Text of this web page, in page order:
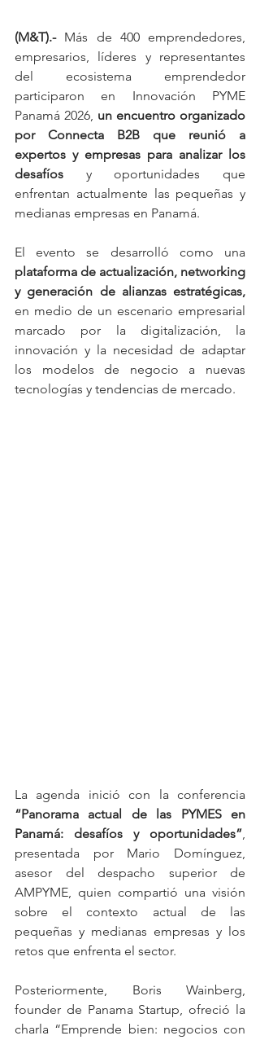
(M&T).- Más de 400 emprendedores,
empresarios, líderes y representantes
del ecosistema emprendedor
participaron en Innovación PYME
Panamá 2026, un encuentro organizado
por Connecta B2B que reunió a
expertos y empresas para analizar los
desafíos y oportunidades que
enfrentan actualmente las pequeñas y
medianas empresas en Panamá.
plataforma de actualización, networking
y generación de alianzas estratégicas,
en medio de un escenario empresarial
marcado por la digitalización, la
innovación y la necesidad de adaptar
los modelos de negocio a nuevas
tecnologías y tendencias de mercado.
“Panorama actual de las PYMES en
Panamá: desafíos y oportunidades”,
presentada por Mario Domínguez,
asesor del despacho superior de
AMPYME, quien compartió una visión
sobre el contexto actual de las
pequeñas y medianas empresas y los
retos que enfrenta el sector.
Posteriormente, Boris Wainberg,
founder de Panama Startup, ofreció la
charla “Emprende bien: negocios con